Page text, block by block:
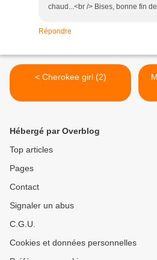
chaud...<br /> Bises, bonne fin
Répondre
< Cherokee girl (2)
Hébergé par Overblog
Top articles
Pages
Contact
Signaler un abus
C.G.U.
Cookies et données personnelles